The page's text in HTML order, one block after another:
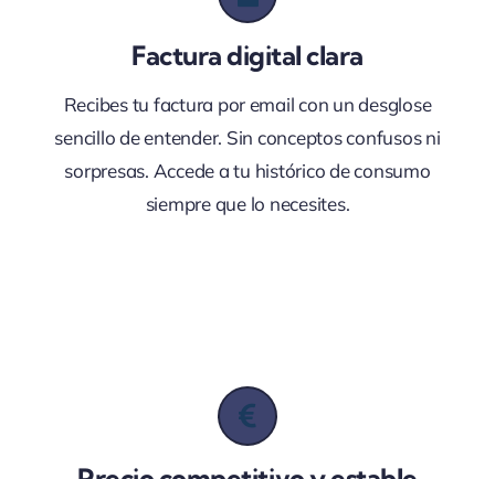
Factura digital clara
Recibes tu factura por email con un desglose
sencillo de entender. Sin conceptos confusos ni
sorpresas. Accede a tu histórico de consumo
siempre que lo necesites.